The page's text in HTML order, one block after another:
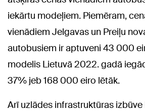
iekārtu modeļiem. Piemēram,
vienādiem Jelgavas un Preiļu
autobusiem ir aptuveni 43 000
modelis Lietuvā 2022. gadā
37% jeb 168 000 eiro lētāk.
Arī uzlādes infrastruktūras izbūve